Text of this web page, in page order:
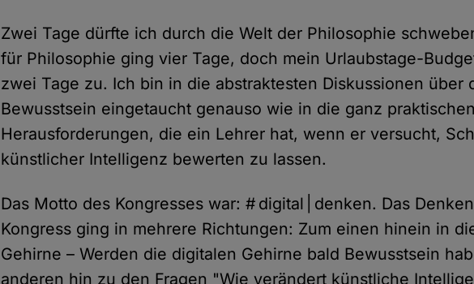
Zwei Tage dürfte ich durch die Welt der Philosophie
für Philosophie ging vier Tage, doch mein Urlaubstage-
zwei Tage zu. Ich bin in die abstraktesten Diskussionen über
Bewusstsein eingetaucht genauso wie in die ganz praktischen
Herausforderungen, die ein Lehrer hat, wenn er versucht,
künstlicher Intelligenz bewerten zu lassen.
Das Motto des Kongresses war: # digital | denken. Das
Kongress ging in mehrere Richtungen: Zum einen hinein in
Gehirne – Werden die digitalen Gehirne bald Bewusstsein
anderen hin zu den Fragen "Wie verändert künstliche